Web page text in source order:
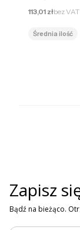
Cena netto
113,01 złbez VAT
Średnia ilość
Zapisz
Bądź na bieżąco.